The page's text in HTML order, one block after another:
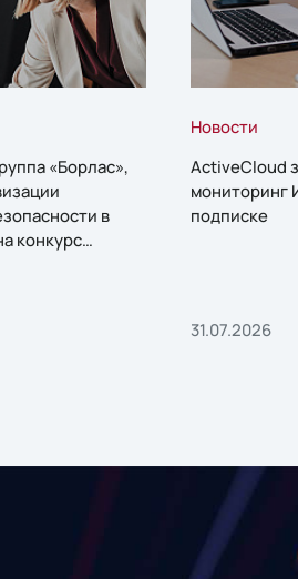
«Борлас»,
в
конкурс
Новости
ActiveCloud
мониторинг
подписке
31.07.2026